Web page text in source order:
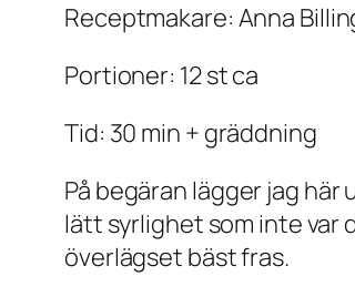
Receptmakare: Anna
Portioner: 12 st ca
Tid: 30 min + gräddning
På begäran lägger jag
lätt syrlighet som inte var
överlägset bäst fras.